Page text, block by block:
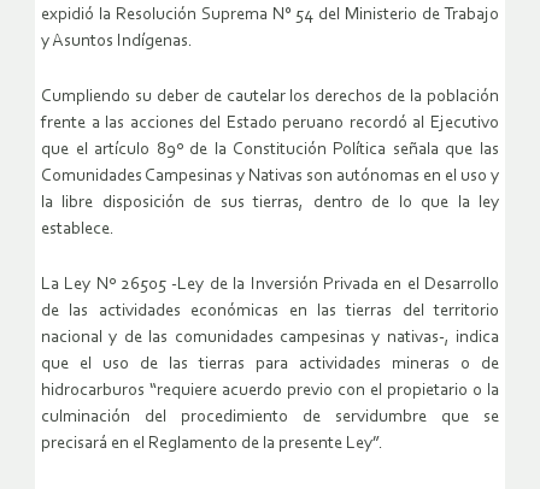
expidió la Resolución Suprema N° 54 del Ministerio de Trabajo
y Asuntos Indígenas.
Cumpliendo su deber de cautelar los derechos de la población
frente a las acciones del Estado peruano recordó al Ejecutivo
que el artículo 89º de la Constitución Política señala que las
Comunidades Campesinas y Nativas son autónomas en el uso y
la libre disposición de sus tierras, dentro de lo que la ley
establece.
La Ley Nº 26505 -Ley de la Inversión Privada en el Desarrollo
de las actividades económicas en las tierras del territorio
nacional y de las comunidades campesinas y nativas-, indica
que el uso de las tierras para actividades mineras o de
hidrocarburos “requiere acuerdo previo con el propietario o la
culminación del procedimiento de servidumbre que se
precisará en el Reglamento de la presente Ley”.